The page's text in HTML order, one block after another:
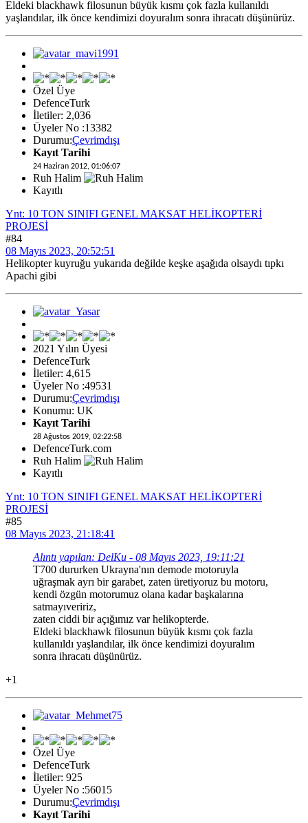
Eldeki blackhawk filosunun büyük kısmı çok fazla kullanıldı
yaşlandılar, ilk önce kendimizi doyuralım sonra ihracatı düşünürüz.
Özel Üye
DefenceTurk
İletiler: 2,036
Üyeler No :13382
Durumu:Çevrimdışı
Kayıt Tarihi
24 Haziran 2012, 01:06:07
Ruh Halim
Kayıtlı
Ynt: 10 TON SINIFI GENEL MAKSAT HELİKOPTERİ
PROJESİ
#84
08 Mayıs 2023, 20:52:51
Helikopter kuyruğu yukarıda değilde keşke aşağıda olsaydı tıpkı
Apachi gibi
2021 Yılın Üyesi
DefenceTurk
İletiler: 4,615
Üyeler No :49531
Durumu:Çevrimdışı
Konumu: UK
Kayıt Tarihi
28 Ağustos 2019, 02:22:58
DefenceTurk.com
Ruh Halim
Kayıtlı
Ynt: 10 TON SINIFI GENEL MAKSAT HELİKOPTERİ
PROJESİ
#85
08 Mayıs 2023, 21:18:41
Alıntı yapılan: DelKu - 08 Mayıs 2023, 19:11:21
T700 dururken Ukrayna'nın demode motoruyla
uğraşmak ayrı bir garabet, zaten üretiyoruz bu motoru,
kendi özgün motorumuz olana kadar başkalarına
satmayıveririz,
zaten ciddi bir açığımız var helikopterde.
Eldeki blackhawk filosunun büyük kısmı çok fazla
kullanıldı yaşlandılar, ilk önce kendimizi doyuralım
sonra ihracatı düşünürüz.
+1
Özel Üye
DefenceTurk
İletiler: 925
Üyeler No :56015
Durumu:Çevrimdışı
Kayıt Tarihi